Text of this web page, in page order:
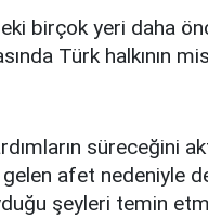
birçok yeri daha
Türk halkının
süreceğini
afet nedeniyle
şeyleri temin